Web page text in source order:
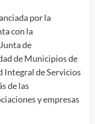
por la
con la
de
de Municipios de
Integral de Servicios
de las
y empresas